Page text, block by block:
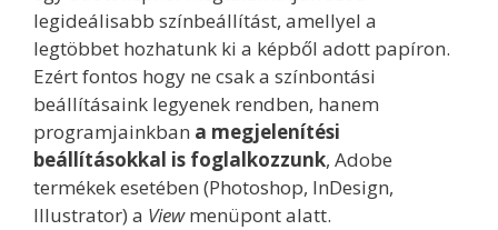
legideálisabb színbeállítást, amellyel a
legtöbbet hozhatunk ki a képből adott papíron.
Ezért fontos hogy ne csak a színbontási
beállításaink legyenek rendben, hanem
programjainkban a megjelenítési
beállításokkal is foglalkozzunk, Adobe
termékek esetében (Photoshop, InDesign,
Illustrator) a Viewmenüpont alatt.